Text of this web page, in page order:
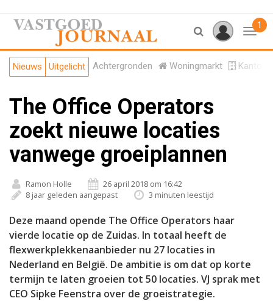
1
Nieuws Uitgelicht Achtergronden Woningmarkt
The Office Operators
zoekt nieuwe locaties
vanwege groeiplannen
Ramon Holle
26 april 2018 om 16:42
8 jaar geleden aangepast
3 minuten leestijd
Deze maand opende The Office Operators haar
vierde locatie op de Zuidas. In totaal heeft de
flexwerkplekkenaanbieder nu 27 locaties in
Nederland en België. De ambitie is om dat op korte
termijn te laten groeien tot 50 locaties. VJ sprak met
CEO Sipke Feenstra over de groeistrategie.